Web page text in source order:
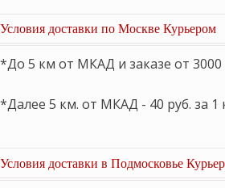
Условия доставки по Москве Курьером
*До 5 км от МКАД и заказе от 3000
*Далее 5 км. от МКАД - 40 руб. за 1
Условия доставки в Подмосковье